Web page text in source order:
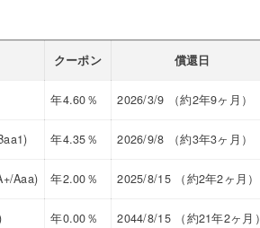
クーポン 償還日
年4.60％ 2026/3/9 （約2年9ヶ月）
年4.35％ 2026/9/8 （約3年3ヶ月）
Aaa) 年2.00％ 2025/8/15 （約2年2ヶ月）
年0.00％ 2044/8/15 （約21年2ヶ月）